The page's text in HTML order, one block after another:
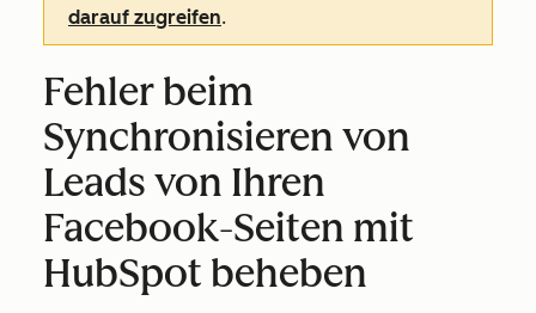
darauf zugreifen.
Fehler beim
Synchronisieren von
Leads von Ihren
Facebook-Seiten mit
HubSpot beheben